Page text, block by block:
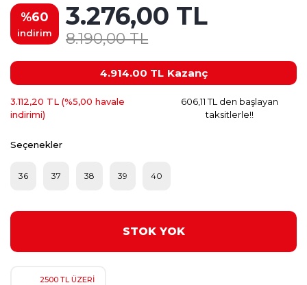
%60
indirim
3.276,00 TL
8.190,00 TL
4.914.00 TL Kazanç
3.112,20 TL (%5,00 havale
indirimi)
606,11 TL den başlayan
taksitlerle!!
Seçenekler
36 37 38 39 40
STOK YOK
2500 TL ÜZERİ